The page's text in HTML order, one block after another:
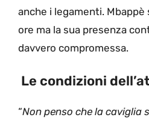
anche i legamenti. Mbappè
ore ma la sua presenza
davvero compromessa.
Le condizioni
“Non penso che la caviglia